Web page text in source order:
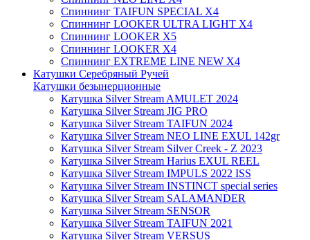
Спиннинг TAIFUN SPECIAL X4
Спиннинг LOOKER ULTRA LIGHT X4
Спиннинг LOOKER X5
Спиннинг LOOKER X4
Спиннинг EXTREME LINE NEW X4
Катушки Серебряный Ручей
Катушки безынерционные
Катушка Silver Stream AMULET 2024
Катушка Silver Stream JIG PRO
Катушка Silver Stream TAIFUN 2024
Катушка Silver Stream NEO LINE EXUL 142gr
Катушка Silver Stream Silver Creek - Z 2023
Катушка Silver Stream Harius EXUL REEL
Катушка Silver Stream IMPULS 2022 ISS
Катушка Silver Stream INSTINCT special series
Катушка Silver Stream SALAMANDER
Катушка Silver Stream SENSOR
Катушка Silver Stream TAIFUN 2021
Катушка Silver Stream VERSUS